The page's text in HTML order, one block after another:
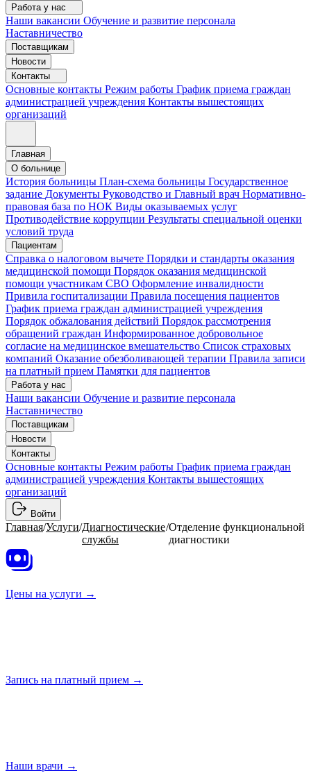
Работа у нас
Наши вакансии Обучение и развитие персонала
Наставничество
Поставщикам
Новости
Контакты
Основные контакты Режим работы График приема граждан
администрацией учреждения Контакты вышестоящих
организаций
Главная
О больнице
История больницы План-схема больницы Государственное
задание Документы Руководство и Главный врач Нормативно-
правовая база по НОК Виды оказываемых услуг
Противодействие коррупции Результаты специальной оценки
условий труда
Пациентам
Справка о налоговом вычете Порядки и стандарты оказания
медицинской помощи Порядок оказания медицинской
помощи участникам СВО Оформление инвалидности
Привила госпитализации Правила посещения пациентов
График приема граждан администрацией учреждения
Порядок обжалования действий Порядок рассмотрения
обращений граждан Информированное добровольное
согласие на медицинское вмешательство Список страховых
компаний Оказание обезболивающей терапии Правила записи
на платный прием Памятки для пациентов
Работа у нас
Наши вакансии Обучение и развитие персонала
Наставничество
Поставщикам
Новости
Контакты
Основные контакты Режим работы График приема граждан
администрацией учреждения Контакты вышестоящих
организаций
Войти
Главная/Услуги/Диагностические
службы
/Отделение функциональной
диагностики
Цены на услуги →
Запись на платный прием →
Наши врачи →